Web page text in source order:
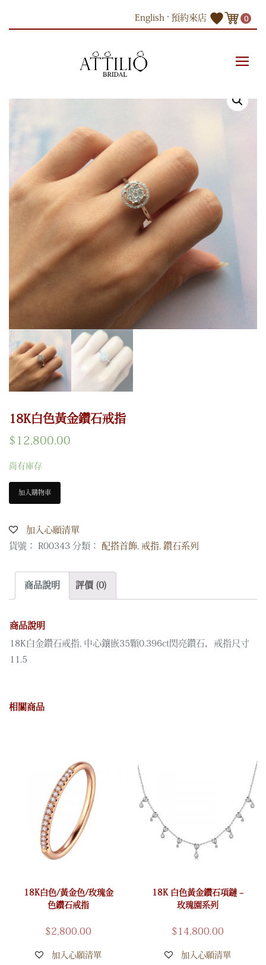
English 預約來店 0
18K白色黃金鑽石戒指
18K白色黃金鑽石戒指
$ 12,800.00
尚有庫存
加入購物車
加入心願清單
貨號： R00343 分類： 配搭首飾 戒指 鑽石系列
商品說明 評價 (0)
商品說明
18K白金鑽石戒指, 中心鑲嵌35顆0.396ct閃亮鑽石，戒指尺寸
11.5
相關商品
18K白色/黃金色/玫瑰金
色鑽石戒指
$2,800.00
加入心願清單
18K 白色黃金鑽石項鏈 –
玫瑰園系列
$ 14,800.00
加入心願清單